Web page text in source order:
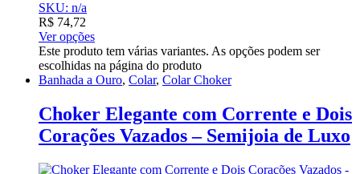
SKU: n/a
R$ 74,72
Ver opções
Este produto tem várias variantes. As opções podem ser
escolhidas na página do produto
Banhada a Ouro, Colar, Colar Choker
Choker Elegante com Corrente e Dois
Corações Vazados – Semijoia de Luxo